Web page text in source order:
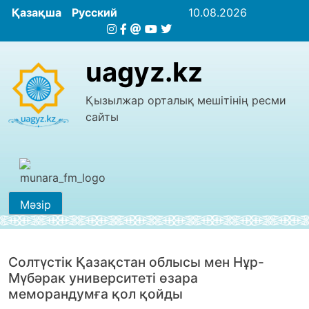
Қазақша Русский 10.08.2026
uagyz.kz
Қызылжар орталық мешітінің ресми
сайты
Мәзір
Солтүстік Қазақстан облысы мен Нұр-
Мүбәрак университеті өзара
меморандумға қол қойды